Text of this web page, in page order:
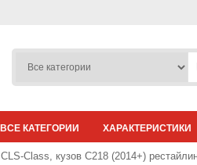
ВСЕ КАТЕГОРИИ ХАРАКТЕРИСТИКИ
CLS-Class, кузов C218 (2014+)